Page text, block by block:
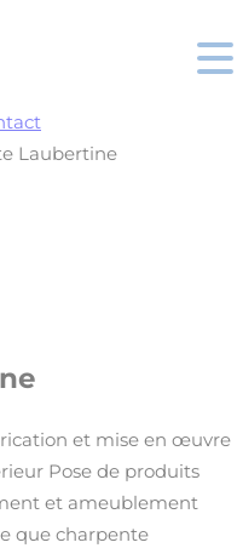
Laubertine
et mise en œuvre
Pose de produits
et ameublement
que charpente